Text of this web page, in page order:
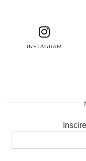
INSTAGRAM